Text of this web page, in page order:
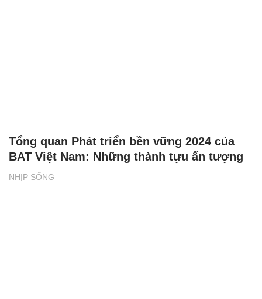
NHỊP SỐNG
Tổng quan Phát triển bền vững 2024 của
BAT Việt Nam: Những thành tựu ấn tượng